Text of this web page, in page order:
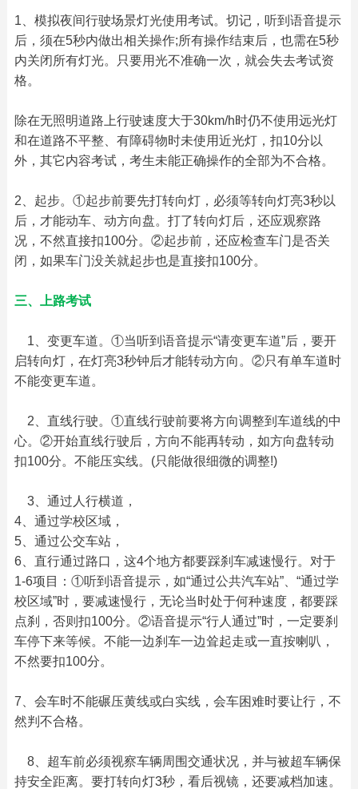
1、模拟夜间行驶场景灯光使用考试。切记，听到语音提示
后，须在5秒内做出相关操作;所有操作结束后，也需在5秒
内关闭所有灯光。只要用光不准确一次，就会失去考试资
格。
除在无照明道路上行驶速度大于30km/h时仍不使用远光灯
和在道路不平整、有障碍物时未使用近光灯，扣10分以
外，其它内容考试，考生未能正确操作的全部为不合格。
2、起步。①起步前要先打转向灯，必须等转向灯亮3秒以
后，才能动车、动方向盘。打了转向灯后，还应观察路
况，不然直接扣100分。②起步前，还应检查车门是否关
闭，如果车门没关就起步也是直接扣100分。
三、上路考试
1、变更车道。①当听到语音提示“请变更车道”后，要开
启转向灯，在灯亮3秒钟后才能转动方向。②只有单车道时
不能变更车道。
2、直线行驶。①直线行驶前要将方向调整到车道线的中
心。②开始直线行驶后，方向不能再转动，如方向盘转动
扣100分。不能压实线。(只能做很细微的调整!)
3、通过人行横道，
4、通过学校区域，
5、通过公交车站，
6、直行通过路口，这4个地方都要踩刹车减速慢行。对于
1-6项目：①听到语音提示，如“通过公共汽车站”、“通过学
校区域”时，要减速慢行，无论当时处于何种速度，都要踩
点刹，否则扣100分。②语音提示“行人通过”时，一定要刹
车停下来等候。不能一边刹车一边耸起走或一直按喇叭，
不然要扣100分。
7、会车时不能碾压黄线或白实线，会车困难时要让行，不
然判不合格。
8、超车前必须视察车辆周围交通状况，并与被超车辆保
持安全距离。要打转向灯3秒，看后视镜，还要减档加速。